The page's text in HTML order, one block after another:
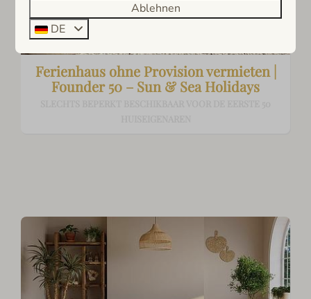
Ferienhaus ohne Provision vermieten |
Founder 50 – Sun & Sea Holidays
Ablehnen
DE